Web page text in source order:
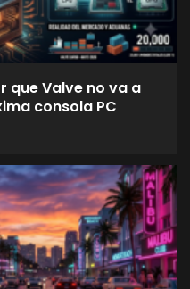
que Valve no va a
consola PC